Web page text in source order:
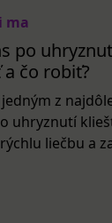
ma
po
čo robiť?
z
uhryznutí
liečbu a